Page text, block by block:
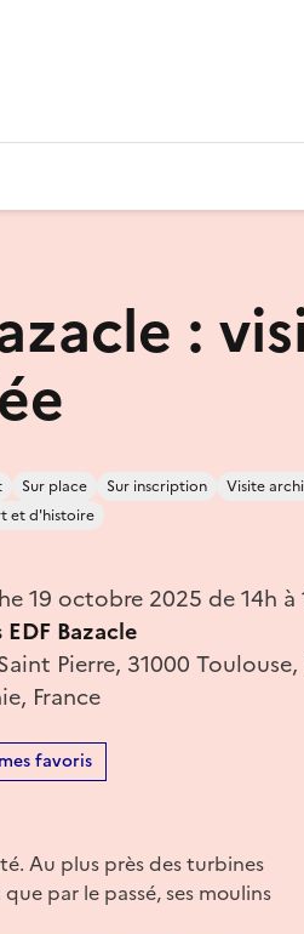
:
Sur place Sur inscription
Visite
et d'histoire
19 octobre 2025 de 14h à
EDF Bazacle
Pierre, 31000
France
favoris
Au plus près des turbines
par le passé, ses moulins